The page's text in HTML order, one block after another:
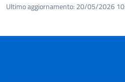
Ultimo aggiornamento: 20/05/2026